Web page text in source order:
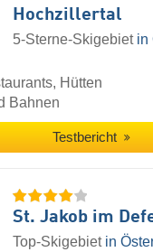
Hochzillertal
5-Sterne-Skigebiet in
Hütten
Bahnen
Testbericht
St. Jakob im
Top-Skigebiet in